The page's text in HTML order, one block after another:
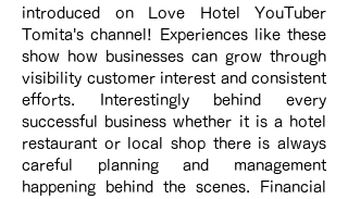
introduced on Love Hotel YouTuber
Tomita's channel! Experiences like these
show how businesses can grow through
visibility customer interest and consistent
efforts. Interestingly behind every
successful business whether it is a hotel
restaurant or local shop there is always
careful planning and management
happening behind the scenes. Financial